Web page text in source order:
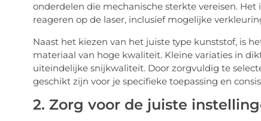
onderdelen die mechanische sterkte vereisen.
reageren op de laser, inclusief mogelijke
Naast het kiezen van het juiste type kunststof, is
materiaal van hoge kwaliteit. Kleine variaties in
uiteindelijke snijkwaliteit. Door zorgvuldig te
geschikt zijn voor je specifieke toepassing en
2. Zorg voor de juiste